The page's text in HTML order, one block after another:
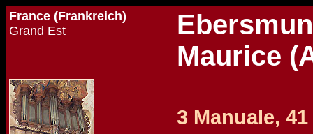
France (Frankreich)
Grand Est
Maurice
3 Manuale,